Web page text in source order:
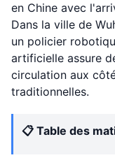
en Chine avec
Dans la ville de
un policier
artificielle assure
circulation aux
traditionnelles.
📋 Table des